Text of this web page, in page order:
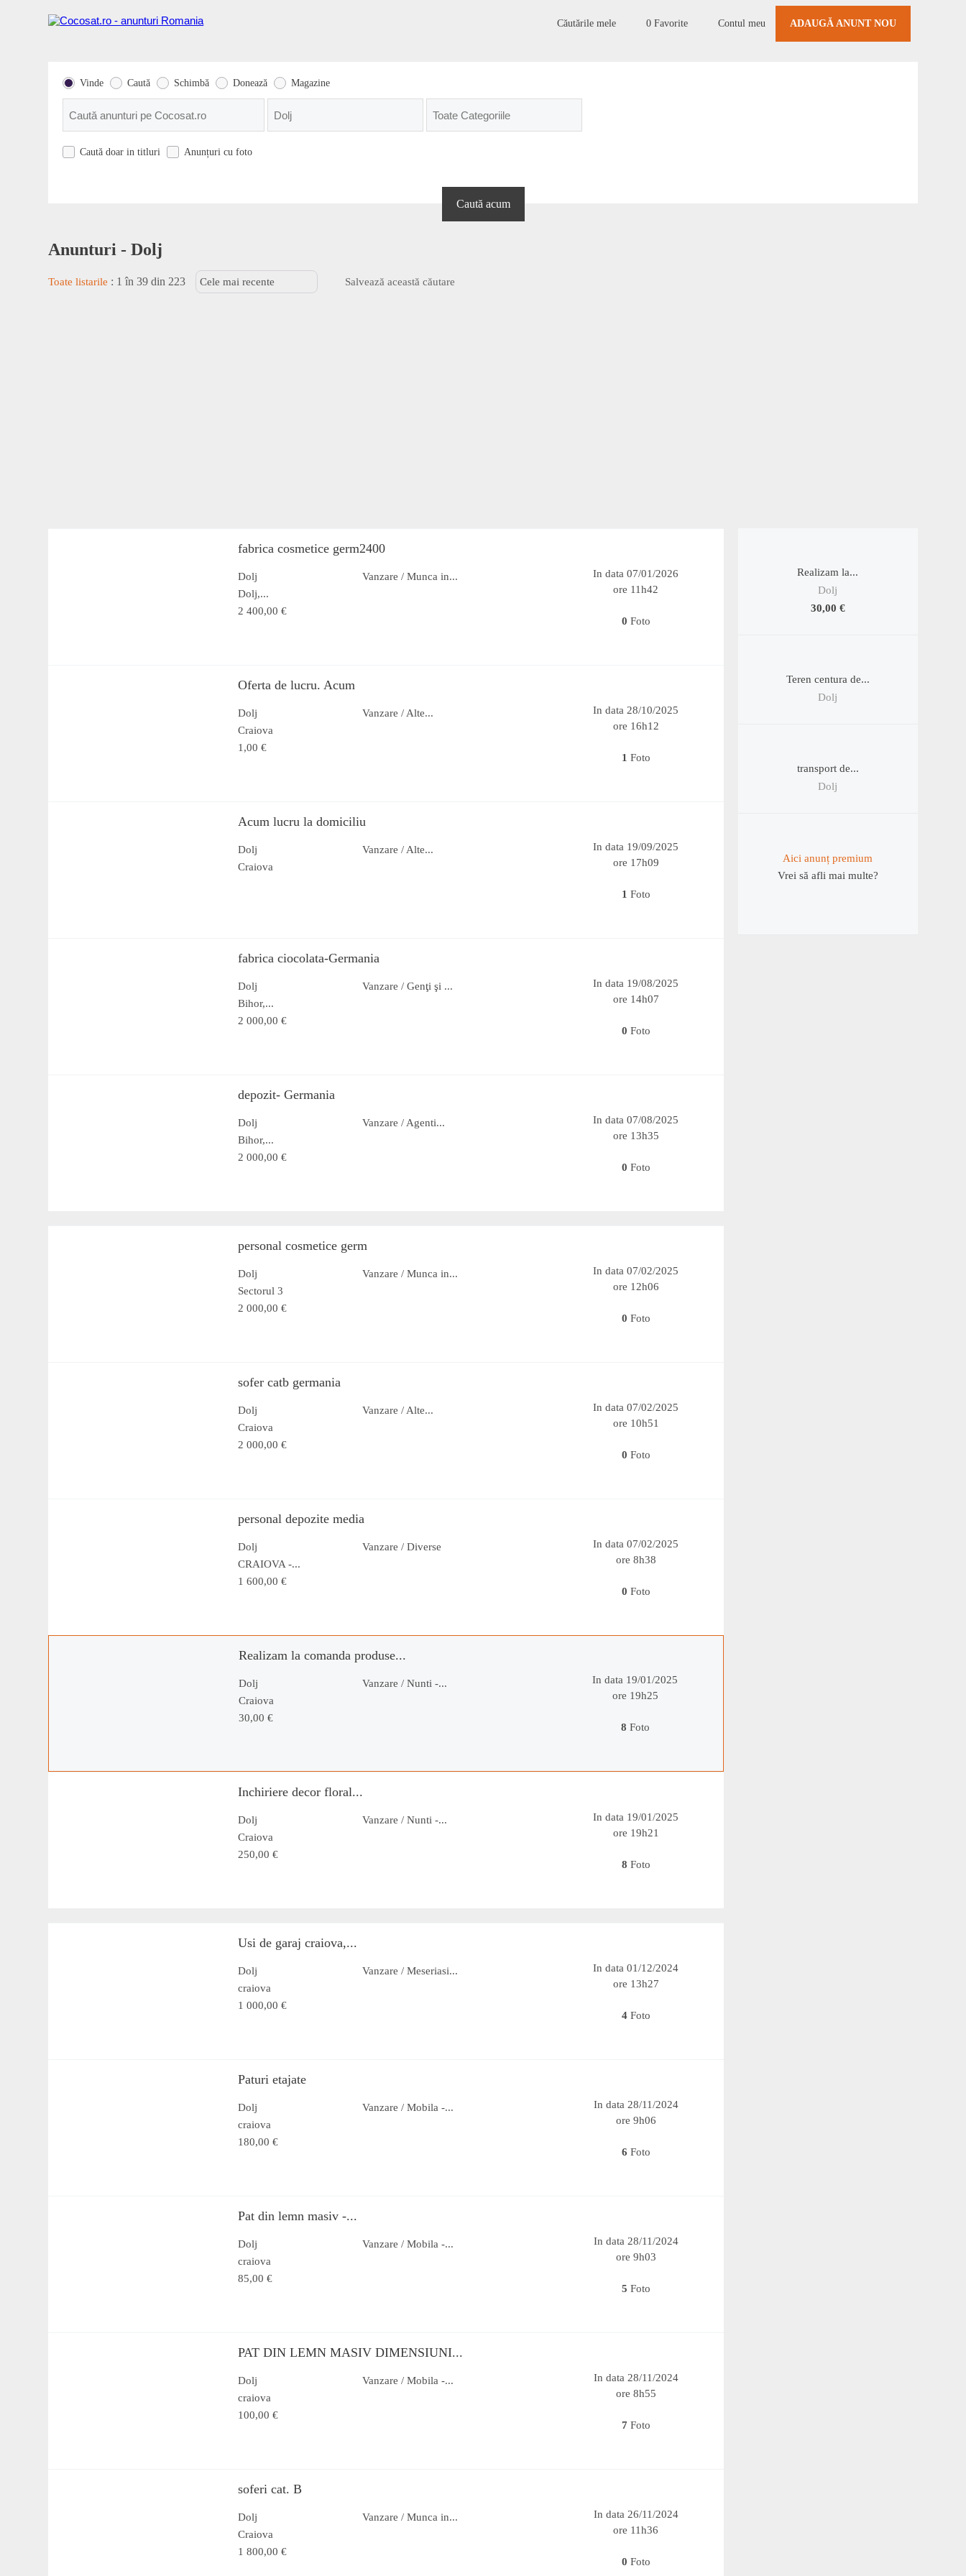
Căutările mele 0Favorite Contul meu ADAUGĂ ANUNT NOU
Vinde Caută Schimbă Donează Magazine
Caută doar in titluri Anunțuri cu foto
Anunturi - Dolj
Toate listarile : 1 în 39 din 223 Salvează această căutare
fabrica cosmetice germ2400
Dolj
Dolj,...
2 400,00 €
Vanzare / Munca in...
In data 07/01/2026
ore 11h42
0 Foto
Oferta de lucru. Acum
Dolj
Craiova
1,00 €
Vanzare / Alte...
In data 28/10/2025
ore 16h12
1 Foto
Acum lucru la domiciliu
Dolj
Craiova
Vanzare / Alte...
In data 19/09/2025
ore 17h09
1 Foto
fabrica ciocolata-Germania
Dolj
Bihor,...
2 000,00 €
Vanzare / Genţi şi ...
In data 19/08/2025
ore 14h07
0 Foto
depozit- Germania
Dolj
Bihor,...
2 000,00 €
Vanzare / Agenti...
In data 07/08/2025
ore 13h35
0 Foto
personal cosmetice germ
Dolj
Sectorul 3
2 000,00 €
Vanzare / Munca in...
In data 07/02/2025
ore 12h06
0 Foto
sofer catb germania
Dolj
Craiova
2 000,00 €
Vanzare / Alte...
In data 07/02/2025
ore 10h51
0 Foto
personal depozite media
Dolj
CRAIOVA -...
1 600,00 €
Vanzare / Diverse
In data 07/02/2025
ore 8h38
0 Foto
Realizam la comanda produse...
Dolj
Craiova
30,00 €
Vanzare / Nunti -...
In data 19/01/2025
ore 19h25
8 Foto
Inchiriere decor floral...
Dolj
Craiova
250,00 €
Vanzare / Nunti -...
In data 19/01/2025
ore 19h21
8 Foto
Usi de garaj craiova,...
Dolj
craiova
1 000,00 €
Vanzare / Meseriasi...
In data 01/12/2024
ore 13h27
4Foto
Paturi etajate
Dolj
craiova
180,00 €
Vanzare / Mobila -...
In data 28/11/2024
ore 9h06
6 Foto
Pat din lemn masiv -...
Dolj
craiova
85,00 €
Vanzare / Mobila -...
In data 28/11/2024
ore 9h03
5 Foto
PAT DIN LEMN MASIV DIMENSIUNI...
Dolj
craiova
100,00 €
Vanzare / Mobila -...
In data 28/11/2024
ore 8h55
7 Foto
soferi cat. B
Dolj
Craiova
1 800,00 €
Vanzare / Munca in...
In data 26/11/2024
ore 11h36
0 Foto
Realizam la...
Dolj
30,00 €
Teren centura de...
Dolj
transport de...
Dolj
Aici anunț premium
Vrei să afli mai multe?